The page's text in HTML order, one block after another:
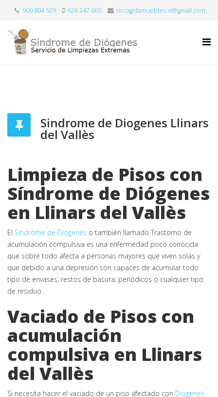
900 804 529 626 247 005 recogidamuebles.sl@gmail.com
Sindrome de Diogenes Llinars
del Vallès
Limpieza de Pisos con
Síndrome de Diógenes
en Llinars del Vallès
El Síndrome de Diógenes o también llamado Trastorno de
acumulación compulsiva es una enfermedad poco conocida
que sobre todo afecta a personas mayores que viven solas y
que debido a una depresión son capaces de acumular todo
tipo de envases, restos de basura, periódicos o cualquier tipo
de residuo.
Vaciado de Pisos con
acumulación
compulsiva en Llinars
del Vallès
Si necesita hacer el vaciado de un piso afectado con Diogenes